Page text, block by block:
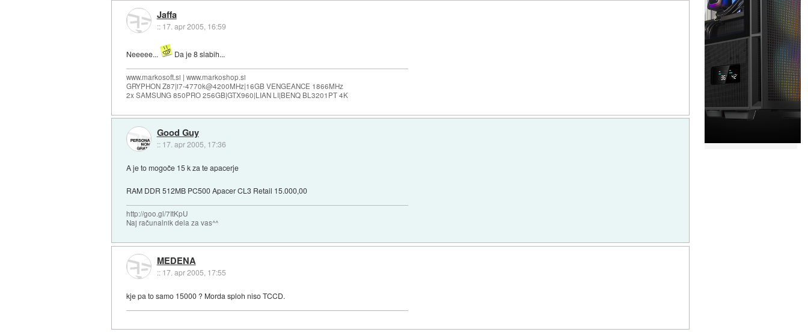
Jaffa
:: 17. apr 2005, 16:59
Neeeee... Da je 8 slabih...
www.markosoft.si | www.markoshop.si
GRYPHON Z87|i7-4770k@4200MHz|16GB VENGEANCE 1866MHz
2x SAMSUNG 850PRO 256GB|GTX960|LIAN LI|BENQ BL3201PT 4K
Good Guy
:: 17. apr 2005, 17:36
A je to mogoče 15 k za te apacerje
RAM DDR 512MB PC500 Apacer CL3 Retail 15.000,00
http://goo.gl/7ItKpU
Naj računalnik dela za vas^^
MEDENA
:: 17. apr 2005, 17:55
kje pa to samo 15000 ? Morda sploh niso TCCD.